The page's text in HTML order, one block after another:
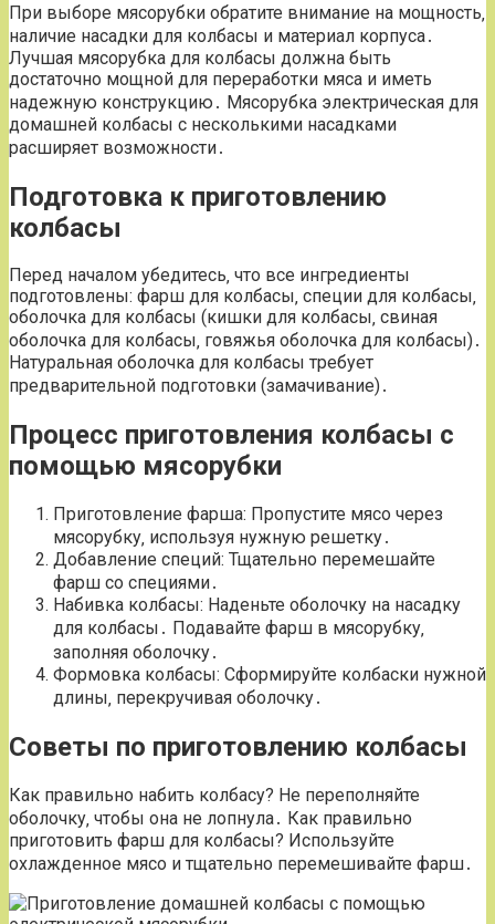
При выборе мясорубки обратите внимание на мощность‚
наличие насадки для колбасы и материал корпуса․
Лучшая мясорубка для колбасы должна быть
достаточно мощной для переработки мяса и иметь
надежную конструкцию․ Мясорубка электрическая для
домашней колбасы с несколькими насадками
расширяет возможности․
Подготовка к приготовлению
колбасы
Перед началом убедитесь‚ что все ингредиенты
подготовлены: фарш для колбасы‚ специи для колбасы‚
оболочка для колбасы (кишки для колбасы‚ свиная
оболочка для колбасы‚ говяжья оболочка для колбасы)․
Натуральная оболочка для колбасы требует
предварительной подготовки (замачивание)․
Процесс приготовления колбасы с
помощью мясорубки
Приготовление фарша: Пропустите мясо через
мясорубку‚ используя нужную решетку․
Добавление специй: Тщательно перемешайте
фарш со специями․
Набивка колбасы: Наденьте оболочку на насадку
для колбасы․ Подавайте фарш в мясорубку‚
заполняя оболочку․
Формовка колбасы: Сформируйте колбаски нужной
длины‚ перекручивая оболочку․
Советы по приготовлению колбасы
Как правильно набить колбасу? Не переполняйте
оболочку‚ чтобы она не лопнула․ Как правильно
приготовить фарш для колбасы? Используйте
охлажденное мясо и тщательно перемешивайте фарш․